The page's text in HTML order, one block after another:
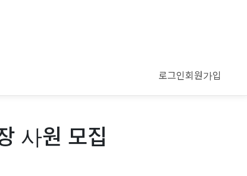
로그인회원가입
사원 모집